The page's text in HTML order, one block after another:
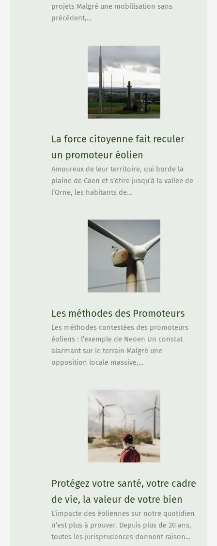
projets Malgré une mobilisation sans
précédent,…
La force citoyenne fait reculer
un promoteur éolien
Amoureux de leur territoire, qui borde la
plaine de Caen et s’étire jusqu’à la vallée de
l’Orne, les habitants de…
Les méthodes des Promoteurs
Les méthodes contestées des promoteurs
éoliens : l’exemple de Neoen Un constat
alarmant sur le terrain Malgré une
opposition locale massive,…
Protégez votre santé, votre cadre
de vie, la valeur de votre bien
L’impacte des éoliennes sur notre quotidien
n’est plus à prouver. Depuis plus de 20 ans,
toutes les jurisprudences donnent raison…